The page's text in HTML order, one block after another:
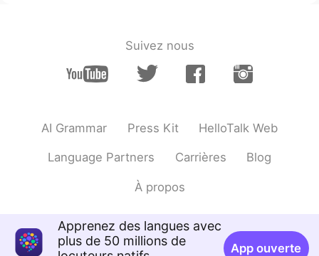
Suivez nous
AI Grammar Press Kit HelloTalk Web
Language Partners Carrières Blog
À propos
Apprenez des langues avec
plus de 50 millions de
App ouverte